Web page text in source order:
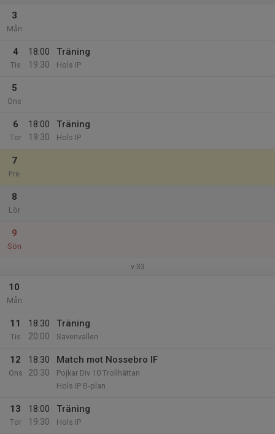
3
Mån
4
Tis
18:00
19:30
Träning
Hols IP
5
Ons
6
Tor
18:00
19:30
Träning
Hols IP
7
Fre
8
Lör
9
Sön
v.33
10
Mån
11
Tis
18:30
20:00
Träning
Sävenvallen
12
Ons
18:30
20:30
Match mot Nossebro IF
Pojkar Div 10 Trollhättan
Hols IP B-plan
13
Tor
18:00
19:30
Träning
Hols IP